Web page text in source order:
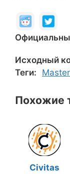
Исходный
Теги:
Похожие
Civitas